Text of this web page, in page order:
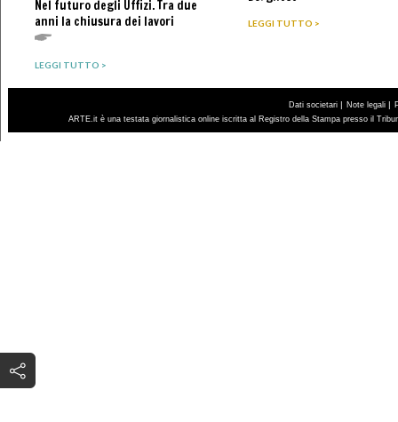
Nel futuro degli Uffizi. Tra due
anni la chiusura dei lavori
LEGGI TUTTO >
LEGGI TUTTO >
Dati societari | Note legali |
ARTE.it è una testata giornalistica online iscritta al Registro della Stampa presso il